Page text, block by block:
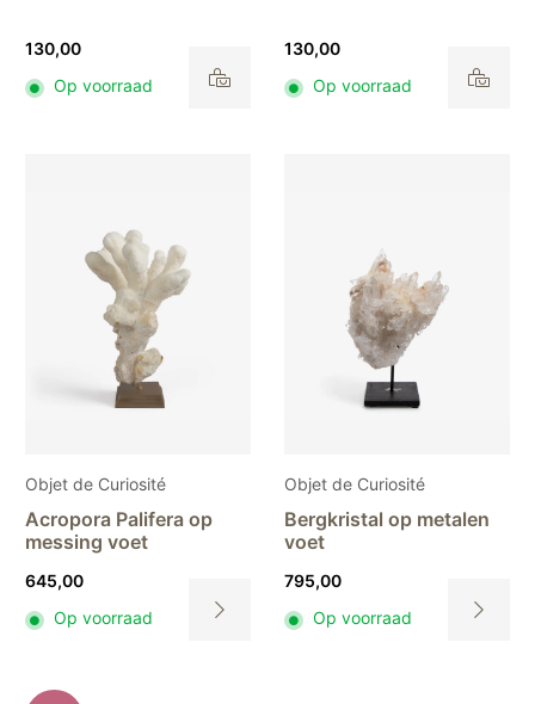
130,00
Op voorraad
130,00
Op voorraad
Objet de Curiosité
Acropora Palifera op
messing voet
645,00
Op voorraad
Objet de Curiosité
Bergkristal op metalen
voet
795,00
Op voorraad